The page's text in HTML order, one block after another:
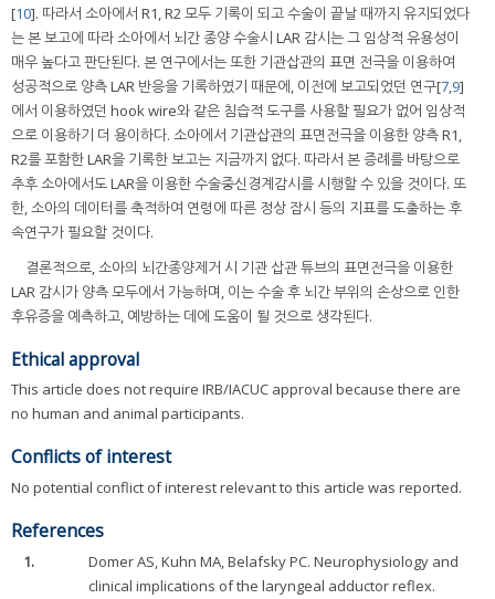
[10]. 따라서 소아에서 R1, R2 모두 기록이 되고 수술이 끝날 때까지 유지되었다
는 본 보고에 따라 소아에서 뇌간 종양 수술시 LAR 감시는 그 임상적 유용성이
매우 높다고 판단된다. 본 연구에서는 또한 기관삽관의 표면 전극을 이용하여
성공적으로 양측 LAR 반응을 기록하였기 때문에, 이전에 보고되었던 연구[7,9]
에서 이용하였던 hook wire와 같은 침습적 도구를 사용할 필요가 없어 임상적
으로 이용하기 더 용이하다. 소아에서 기관삽관의 표면전극을 이용한 양측 R1,
R2를 포함한 LAR을 기록한 보고는 지금까지 없다. 따라서 본 증례를 바탕으로
추후 소아에서도 LAR을 이용한 수술중신경계감시를 시행할 수 있을 것이다. 또
한, 소아의 데이터를 축적하여 연령에 따른 정상 잠시 등의 지표를 도출하는 후
속연구가 필요할 것이다.
결론적으로, 소아의 뇌간종양제거 시 기관 삽관 튜브의 표면전극을 이용한
LAR 감시가 양측 모두에서 가능하며, 이는 수술 후 뇌간 부위의 손상으로 인한
후유증을 예측하고, 예방하는 데에 도움이 될 것으로 생각된다.
Ethical approval
This article does not require IRB/IACUC approval because there are
no human and animal participants.
Conflicts of interest
No potential conflict of interest relevant to this article was reported.
References
1.
Domer AS, Kuhn MA, Belafsky PC. Neurophysiology and
clinical implications of the laryngeal adductor reflex.